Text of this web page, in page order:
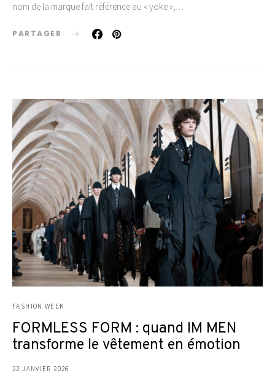
nom de la marque fait référence au « yoke »,…
PARTAGER
FASHION WEEK
FORMLESS FORM : quand IM MEN
transforme le vêtement en émotion
22 JANVIER 2026